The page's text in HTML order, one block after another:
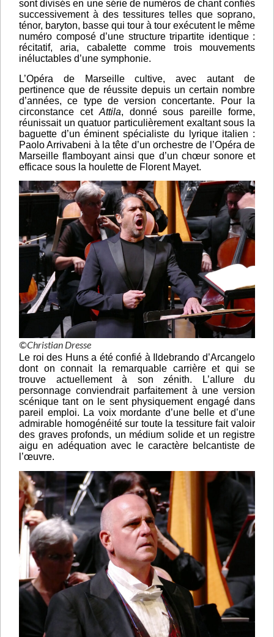
sont divisés en une série de numéros de chant confiés
successivement à des tessitures telles que soprano,
ténor, baryton, basse qui tour à tour exécutent le même
numéro composé d’une structure tripartite identique :
récitatif, aria, cabalette comme trois mouvements
inéluctables d’une symphonie.
L’Opéra de Marseille cultive, avec autant de
pertinence que de réussite depuis un certain nombre
d’années, ce type de version concertante. Pour la
circonstance cet Attila, donné sous pareille forme,
réunissait un quatuor particulièrement exaltant sous la
baguette d’un éminent spécialiste du lyrique italien :
Paolo Arrivabeni à la tête d’un orchestre de l’Opéra de
Marseille flamboyant ainsi que d’un chœur sonore et
efficace sous la houlette de Florent Mayet.
©Christian Dresse
Le roi des Huns a été confié à Ildebrando d’Arcangelo
dont on connait la remarquable carrière et qui se
trouve actuellement à son zénith. L’allure du
personnage conviendrait parfaitement à une version
scénique tant on le sent physiquement engagé dans
pareil emploi. La voix mordante d’une belle et d’une
admirable homogénéité sur toute la tessiture fait valoir
des graves profonds, un médium solide et un registre
aigu en adéquation avec le caractère belcantiste de
l’œuvre.